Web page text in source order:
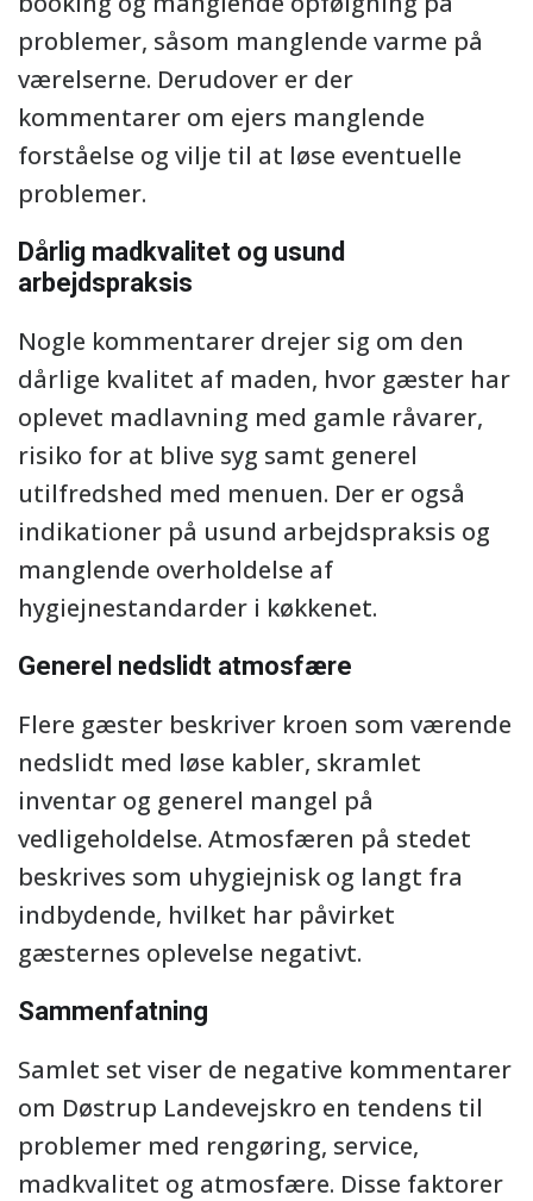
problemer, såsom manglende varme på
værelserne. Derudover er der
kommentarer om ejers manglende
forståelse og vilje til at løse eventuelle
problemer.
Dårlig madkvalitet og usund
arbejdspraksis
Nogle kommentarer drejer sig om den
dårlige kvalitet af maden, hvor gæster har
oplevet madlavning med gamle råvarer,
risiko for at blive syg samt generel
utilfredshed med menuen. Der er også
indikationer på usund arbejdspraksis og
manglende overholdelse af
hygiejnestandarder i køkkenet.
Generel nedslidt atmosfære
Flere gæster beskriver kroen som værende
nedslidt med løse kabler, skramlet
inventar og generel mangel på
vedligeholdelse. Atmosfæren på stedet
beskrives som uhygiejnisk og langt fra
indbydende, hvilket har påvirket
gæsternes oplevelse negativt.
Sammenfatning
Samlet set viser de negative kommentarer
om Døstrup Landevejskro en tendens til
problemer med rengøring, service,
madkvalitet og atmosfære. Disse faktorer